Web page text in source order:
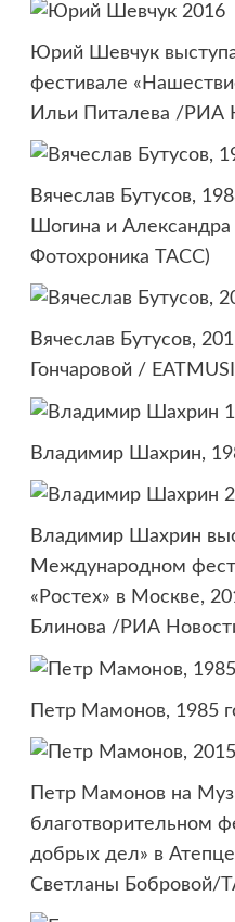
Юрий Шевчук
фестивале
Ильи Питалева /РИА
Вячеслав Бутусов,
Шогина и
Фотохроника ТАСС)
Вячеслав Бутусов,
Гончаровой /
Владимир Шахрин,
Владимир Шахрин
Международном
«Ростех» в Москве,
Блинова /РИА
Петр Мамонов, 1985
Петр Мамонов на
благотворительном
добрых дел» в
Светланы Бобровой/